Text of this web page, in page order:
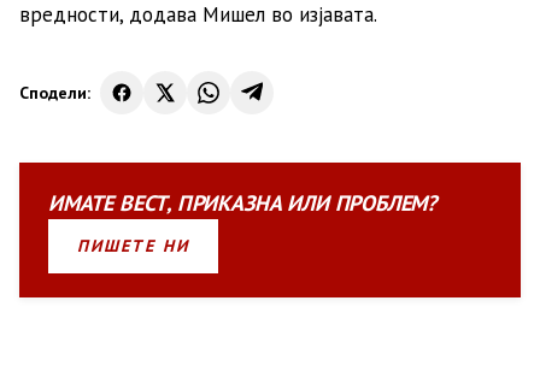
вредности, додава Мишел во изјавата.
Сподели:
ИМАТЕВЕСТ, ПРИКАЗНАИЛИПРОБЛЕМ?
ПИШЕТЕ НИ